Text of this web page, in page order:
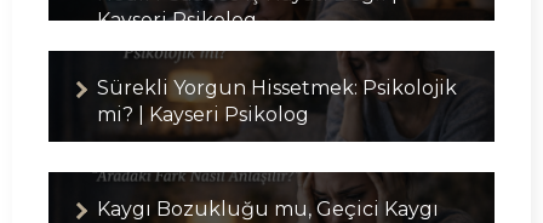
Kayseri Psikolog
Sürekli Yorgun Hissetmek: Psikolojik
mi? | Kayseri Psikolog
Kaygı Bozukluğu mu, Geçici Kaygı